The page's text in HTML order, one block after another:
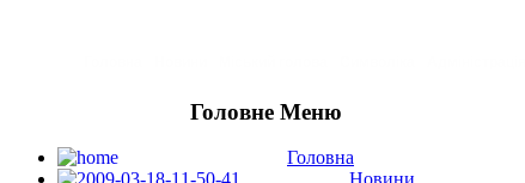
Головне Меню
Головна